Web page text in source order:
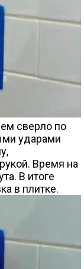
сверло по
ударами
Время на
В итоге
в плитке.